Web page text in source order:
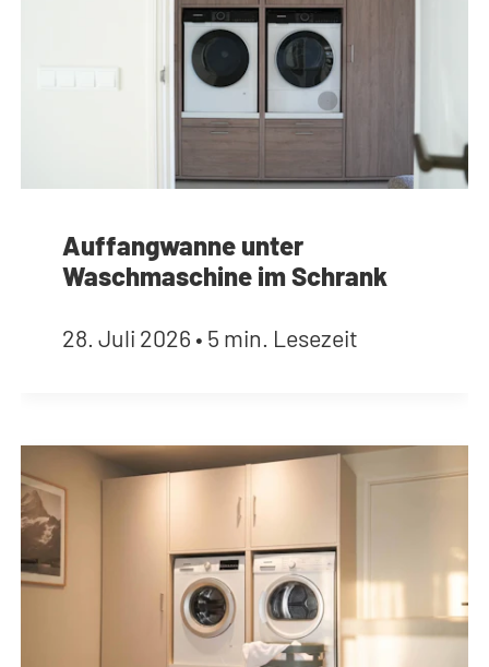
Auffangwanne unter
Waschmaschine im Schrank
28. Juli 2026 • 5 min. Lesezeit